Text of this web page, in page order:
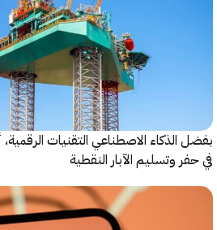
الاصطناعي التقنيات الرقمية،
وتسليم الآبار النقطية